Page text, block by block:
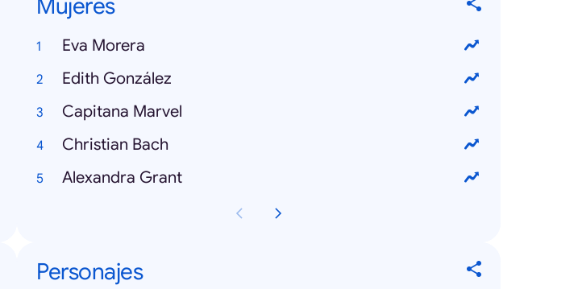
Mujeres
Eva Morera
Edith González
Capitana Marvel
Christian Bach
Alexandra Grant
Personajes